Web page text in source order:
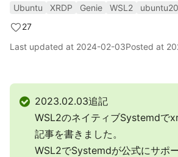
Ubuntu XRDP Genie WSL2
27
Last updated at 2024-02-03Posted at
2023.02.03追記
WSL2のネイティブSystemdで
記事を書きました。
WSL2でSystemdが公式にサポ